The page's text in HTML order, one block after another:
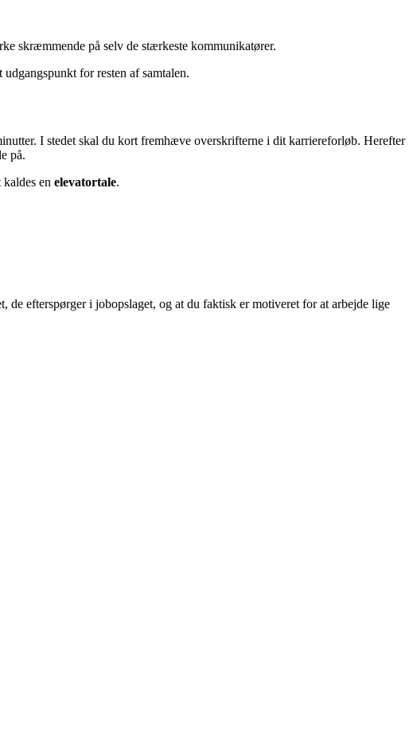
skræmmende på selv de stærkeste kommunikatører.
for resten af samtalen.
I stedet skal du kort fremhæve overskrifterne i dit karriereforløb. Herefter
på.
en elevatortale.
efterspørger i jobopslaget, og at du faktisk er motiveret for at arbejde lige